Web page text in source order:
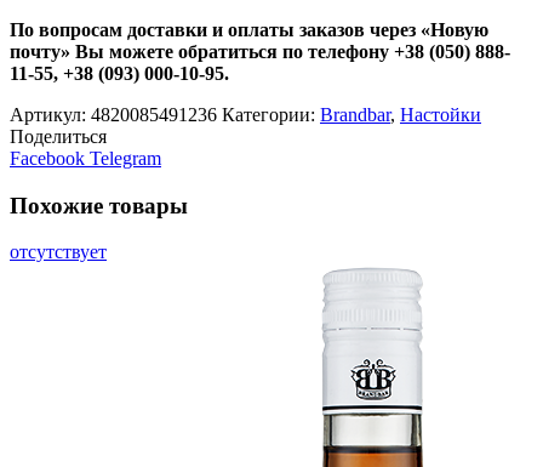
По вопросам доставки и оплаты заказов через «Новую
почту» Вы можете обратиться по телефону +38 (050) 888-
11-55, +38 (093) 000-10-95.
Артикул: 4820085491236 Категории: Brandbar, Настойки
Поделиться
Facebook Telegram
Похожие товары
отсутствует